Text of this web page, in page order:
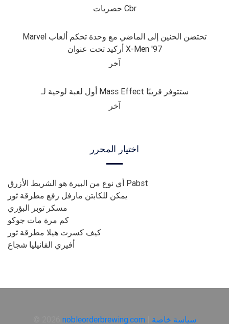
حصريات Cbr
Marvel تحتضن الحنين إلى الماضي مع وحدة تحكم ألعاب
أركيد تحت عنوان X-Men '97
آخر
أول لعبة لوحية لـ Mass Effect ستتوفر قريبًا
آخر
اختيار المحرر
أي نوع من البيرة هو الشريط الأزرق Pabst
يمكن للكابتن مارفل رفع مطرقة ثور
مسكر توبر البؤري
كم مرة مات جوكو
كيف كسرت هيلا مطرقة ثور
أفيري الفانيليا شجاع
nobleorderbrewing.com سياسة خاصة